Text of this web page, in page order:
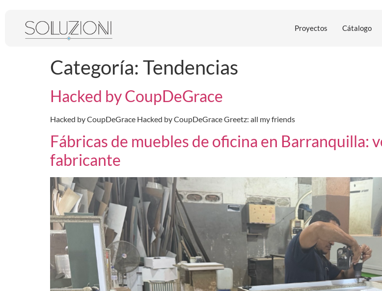
Proyectos Cátalogo
Categoría: Tendencias
Hacked by CoupDeGrace
Hacked by CoupDeGrace Hacked by CoupDeGrace Greetz: all my friends
Fábricas de muebles de oficina en Barranquilla:
fabricante